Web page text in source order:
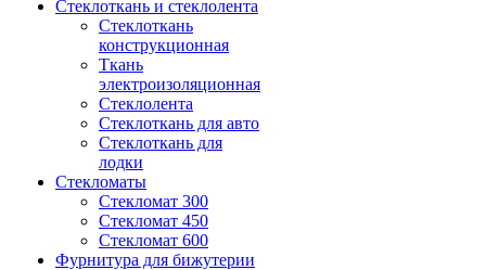
Стеклоткань и стеклолента
Стеклоткань
конструкционная
Ткань
электроизоляционная
Стеклолента
Стеклоткань для авто
Стеклоткань для
лодки
Стекломаты
Стекломат 300
Стекломат 450
Стекломат 600
Фурнитура для бижутерии